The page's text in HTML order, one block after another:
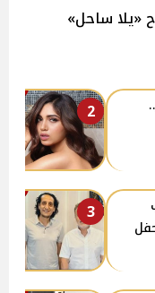
«يلا ساحل»
2
3